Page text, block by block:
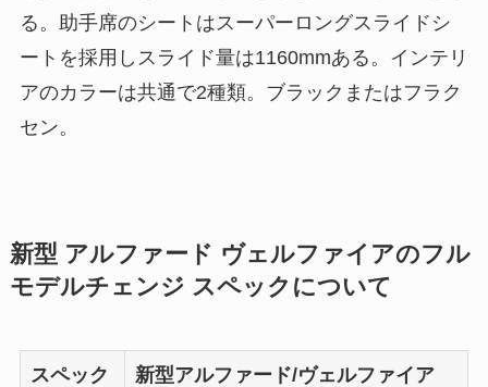
る。助手席のシートはスーパーロングスライドシ
ートを採用しスライド量は1160mmある。インテリ
アのカラーは共通で2種類。ブラックまたはフラク
セン。
新型 アルファード ヴェルファイアのフル
モデルチェンジ スペックについて
スペック 新型アルファード/ヴェルファイア